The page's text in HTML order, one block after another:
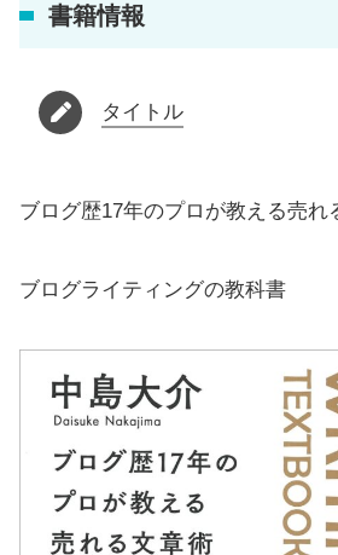
書籍情報
タイトル
ブログ歴17年のプロが教える売れ
ブログライティングの教科書